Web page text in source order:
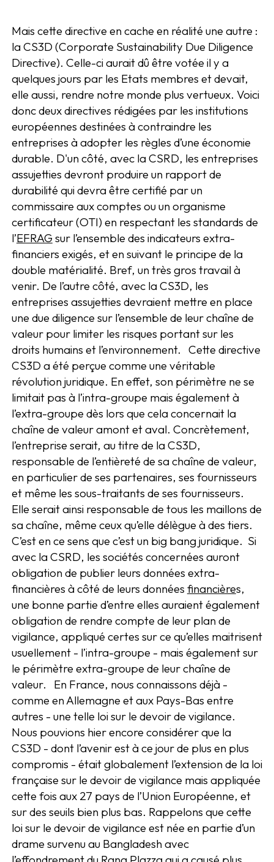
Mais cette directive en cache en réalité une autre :
la CS3D (Corporate Sustainability Due Diligence
Directive). Celle-ci aurait dû être votée il y a
quelques jours par les Etats membres et devait,
elle aussi, rendre notre monde plus vertueux. Voici
donc deux directives rédigées par les institutions
européennes destinées à contraindre les
entreprises à adopter les règles d’une économie
durable. D'un côté, avec la CSRD, les entreprises
assujetties devront produire un rapport de
durabilité qui devra être certifié par un
commissaire aux comptes ou un organisme
certificateur (OTI) en respectant les standards de
l’EFRAG sur l’ensemble des indicateurs extra-
financiers exigés, et en suivant le principe de la
double matérialité. Bref, un très gros travail à
venir. De l’autre côté, avec la CS3D, les
entreprises assujetties devraient mettre en place
une due diligence sur l’ensemble de leur chaîne de
valeur pour limiter les risques portant sur les
droits humains et l’environnement. Cette directive
CS3D a été perçue comme une véritable
révolution juridique. En effet, son périmètre ne se
limitait pas à l’intra-groupe mais également à
l’extra-groupe dès lors que cela concernait la
chaîne de valeur amont et aval. Concrètement,
l’entreprise serait, au titre de la CS3D,
responsable de l’entièreté de sa chaîne de valeur,
en particulier de ses partenaires, ses fournisseurs
et même les sous-traitants de ses fournisseurs.
Elle serait ainsi responsable de tous les maillons de
sa chaîne, même ceux qu’elle délègue à des tiers.
C’est en ce sens que c’est un big bang juridique. Si
avec la CSRD, les sociétés concernées auront
obligation de publier leurs données extra-
financières à côté de leurs données financières,
une bonne partie d’entre elles auraient également
obligation de rendre compte de leur plan de
vigilance, appliqué certes sur ce qu’elles maitrisent
usuellement - l’intra-groupe - mais également sur
le périmètre extra-groupe de leur chaîne de
valeur. En France, nous connaissons déjà -
comme en Allemagne et aux Pays-Bas entre
autres - une telle loi sur le devoir de vigilance.
Nous pouvions hier encore considérer que la
CS3D - dont l’avenir est à ce jour de plus en plus
compromis - était globalement l’extension de la loi
française sur le devoir de vigilance mais appliquée
cette fois aux 27 pays de l’Union Européenne, et
sur des seuils bien plus bas. Rappelons que cette
loi sur le devoir de vigilance est née en partie d’un
drame survenu au Bangladesh avec